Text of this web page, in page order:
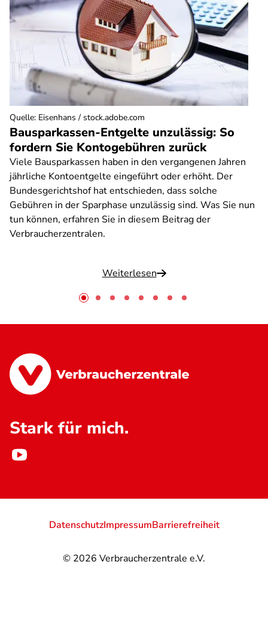
Bausparkassen-Entgelte unzulässig: So
fordern Sie Kontogebühren zurück
Viele Bausparkassen haben in den vergangenen Jahren
jährliche Kontoentgelte eingeführt oder erhöht. Der
Bundesgerichtshof hat entschieden, dass solche
Gebühren in der Sparphase unzulässig sind. Was Sie nun
tun können, erfahren Sie in diesem Beitrag der
Verbraucherzentralen.
Weiterlesen
Quelle: Eisenhans / stock.adobe.com
Stark für mich.
© 2026 Verbraucherzentrale e.V.
DatenschutzImpressumBarrierefreiheit